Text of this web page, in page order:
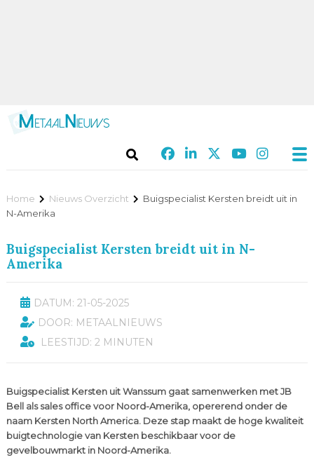
Home Nieuws Overzicht
Buigspecialist Kersten breidt uit in
N-Amerika
Buigspecialist Kersten breidt uit in N-
Amerika
DATUM: 21-05-2025
DOOR: METAALNIEUWS
LEESTIJD: 2 MINUTEN
Buigspecialist Kersten uit Wanssum gaat samenwerken met JB
Bell als sales office voor Noord-Amerika, opererend onder de
naam Kersten North America. Deze stap maakt de hoge kwaliteit
buigtechnologie van Kersten beschikbaar voor de
gevelbouwmarkt in Noord-Amerika.